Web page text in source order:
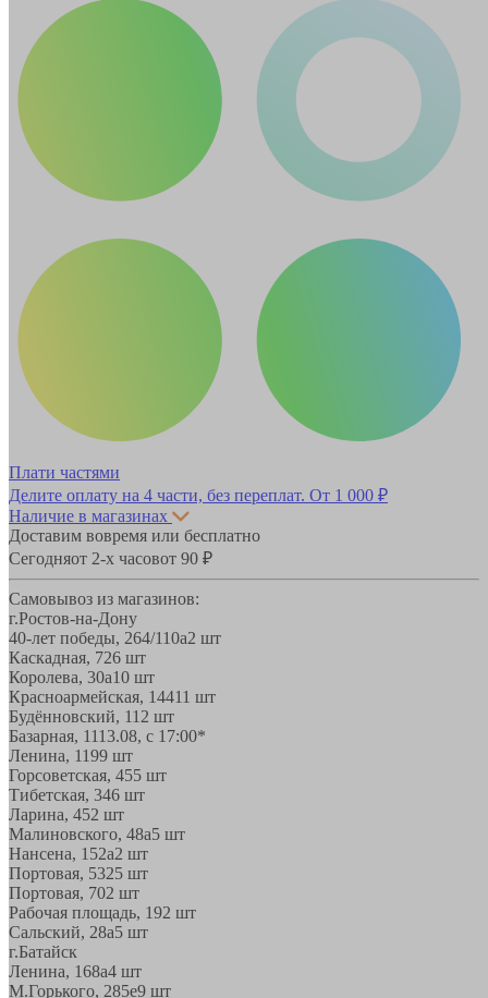
Плати частями
Делите оплату на 4 части, без переплат. От 1 000 ₽
Наличие в магазинах
Доставим вовремя или бесплатно
Сегодняот 2-х часовот 90 ₽
Самовывоз из магазинов:
г.Ростов-на-Дону
40-лет победы, 264/110а2 шт
Каскадная, 726 шт
Королева, 30а10 шт
Красноармейская, 14411 шт
Будённовский, 11 2 шт
Базарная, 1113.08, с 17:00*
Ленина, 1199 шт
Горсоветская, 455 шт
Тибетская, 346 шт
Ларина, 452 шт
Малиновского, 48а5 шт
Нансена, 152а2 шт
Портовая, 5325 шт
Портовая, 702 шт
Рабочая площадь, 192 шт
Сальский, 28a5 шт
г.Батайск
Ленина, 168а4 шт
М.Горького, 285е9 шт